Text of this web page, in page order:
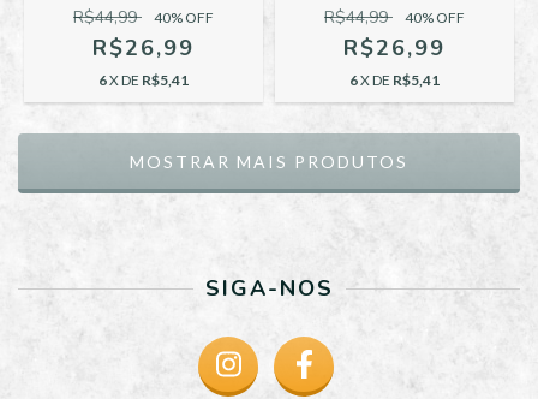
R$44,99 40% OFF
R$26,99
6X DE R$5,41
R$44,99 40% OFF
R$26,99
6X DE R$5,41
MOSTRAR MAIS PRODUTOS
SIGA-NOS